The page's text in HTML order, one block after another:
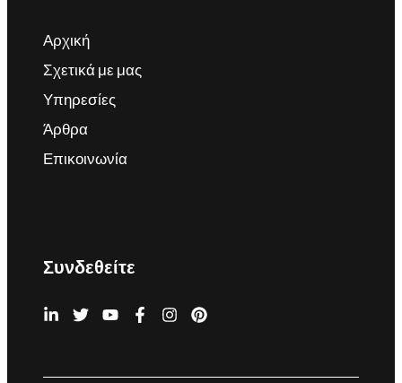
Αρχική
Σχετικά με μας
Υπηρεσίες
Άρθρα
Επικοινωνία
Συνδεθείτε